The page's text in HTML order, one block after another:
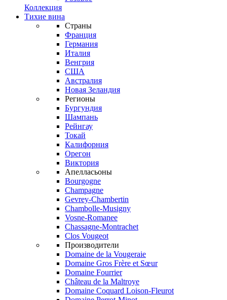
Коллекция
Тихие вина
Страны
Франция
Германия
Италия
Венгрия
США
Австралия
Новая Зеландия
Регионы
Бургундия
Шампань
Рейнгау
Токай
Калифорния
Орегон
Виктория
Апелласьоны
Bourgogne
Champagne
Gevrey-Chambertin
Chambolle-Musigny
Vosne-Romanee
Chassagne-Montrachet
Clos Vougeot
Производители
Domaine de la Vougeraie
Domaine Gros Frère et Sœur
Domaine Fourrier
Château de la Maltroye
Domaine Coquard Loison-Fleurot